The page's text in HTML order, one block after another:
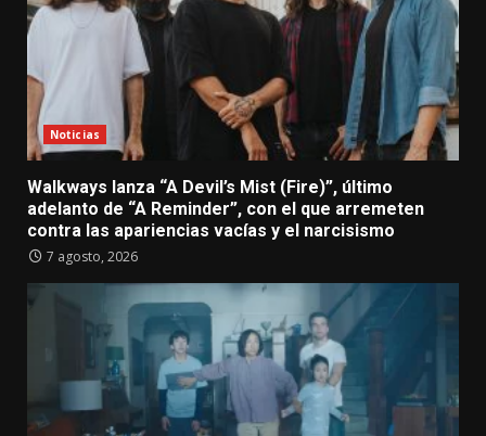
Noticias
Walkways lanza “A Devil’s Mist (Fire)”, último
adelanto de “A Reminder”, con el que arremeten
contra las apariencias vacías y el narcisismo
7 agosto, 2026